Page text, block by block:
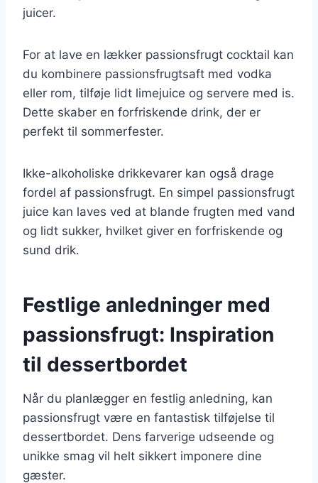
juicer.
For at lave en lækker passionsfrugt cocktail kan
du kombinere passionsfrugtsaft med vodka
eller rom, tilføje lidt limejuice og servere med is.
Dette skaber en forfriskende drink, der er
perfekt til sommerfester.
Ikke-alkoholiske drikkevarer kan også drage
fordel af passionsfrugt. En simpel passionsfrugt
juice kan laves ved at blande frugten med vand
og lidt sukker, hvilket giver en forfriskende og
sund drik.
Festlige anledninger med
passionsfrugt: Inspiration
til dessertbordet
Når du planlægger en festlig anledning, kan
passionsfrugt være en fantastisk tilføjelse til
dessertbordet. Dens farverige udseende og
unikke smag vil helt sikkert imponere dine
gæster.